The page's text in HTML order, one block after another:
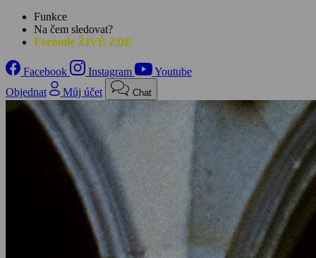
Funkce
Na čem sledovat?
Formule ŽIVĚ ZDE
Facebook Instagram
Youtube
Objednat
Můj účet Chat